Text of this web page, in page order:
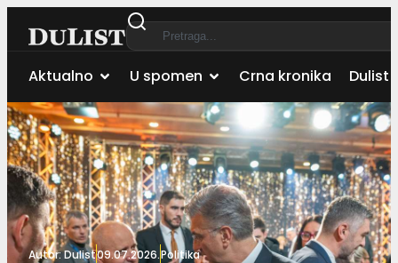
Aktualno U spomen Crna kronika Dulist
Autor:Dulist09.07.2026.Politika